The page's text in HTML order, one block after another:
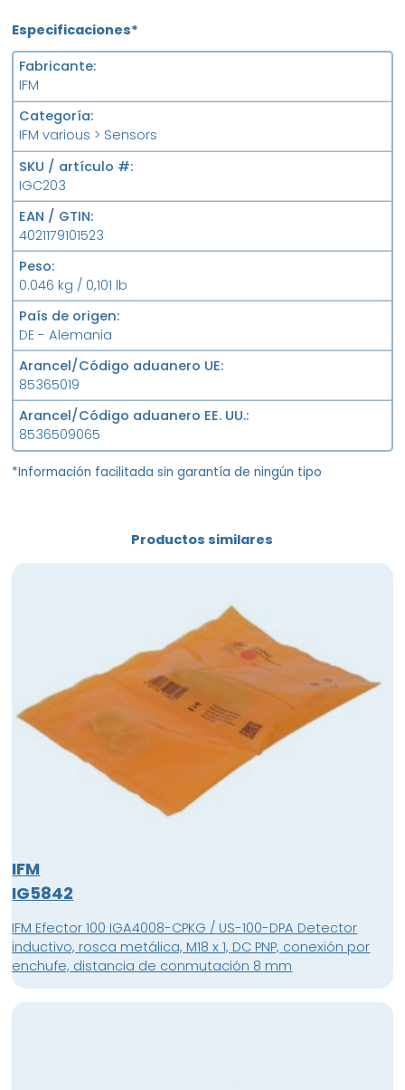
Especificaciones*
Fabricante
IFM
Categoría
IFM various > Sensors
SKU / artículo #
IGC203
EAN / GTIN
4021179101523
Peso
0.046 kg / 0,101 lb
País de origen
DE - Alemania
Arancel/Código aduanero UE
85365019
Arancel/Código aduanero EE. UU.
8536509065
*Información facilitada sin garantía de ningún tipo
Productos similares
IFM
IG5842
IFM Efector 100 IGA4008-CPKG / US-100-DPA Detector
inductivo, rosca metálica, M18 x 1, DC PNP, conexión por
enchufe, distancia de conmutación 8 mm